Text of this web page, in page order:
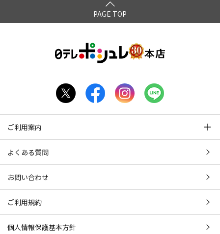
PAGE TOP
ご利用案内
よくある質問
お問い合わせ
ご利用規約
個人情報保護基本方針